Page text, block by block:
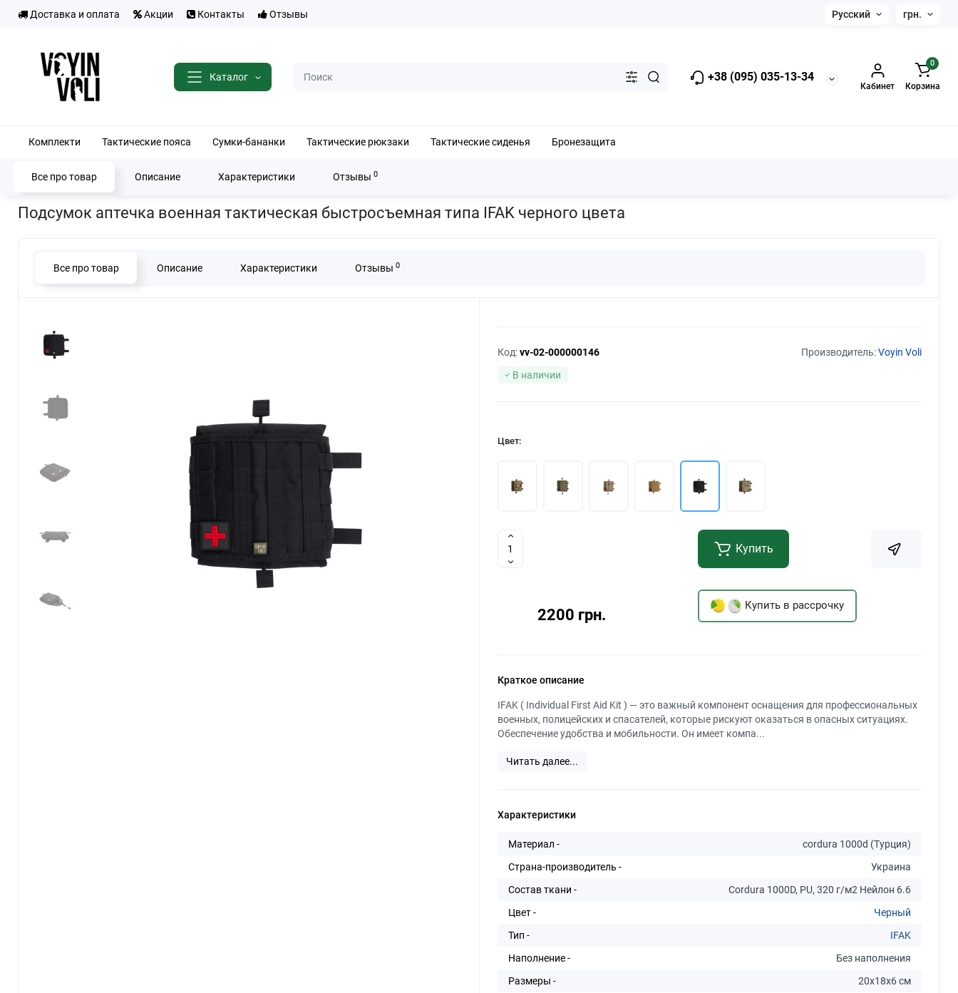
Доставка и оплата Акции Контакты Отзывы Русский грн.
Каталог +38 (095) 035-13-34
Кабинет
0
Корзина
Комплекти Тактические пояса Сумки-бананки Тактические рюкзаки Тактические сиденья Бронезащита
Все про товар Описание Характеристики Отзывы 0
Главная Тактические подсумки Подсумки аптечки Подсумок аптечка военная тактическая быстросъемная типа IFAK черного цвета
Подсумок аптечка военная тактическая быстросъемная типа IFAK черного цвета
Все про товар Описание Характеристики Отзывы 0
Код:vv-02-000000146 Производитель:Voyin Voli
В наличии
Цвет:
2200 грн.
Купить
Купить в рассрочку
Краткое описание
IFAK ( Individual First Aid Kit ) — это важный компонент оснащения для профессиональных
военных, полицейских и спасателей, которые рискуют оказаться в опасных ситуациях.
Обеспечение удобства и мобильности. Он имеет компа...
Читать далее...
Характеристики
Материал -
cordura 1000d (Турция)
Страна-производитель -
Украина
Состав ткани -
Cordura 1000D, PU, 320 г/м2 Нейлон 6.6
Цвет -
Черный
Тип -
IFAK
Наполнение -
Без наполнения
Размеры -
20x18x6 см